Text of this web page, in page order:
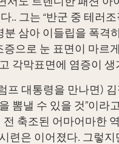
.. 그는 “반군 중 테러
분 삼아 이들립을 폭격
증으로 눈 표면이 마르
각막표면에 염증이
프 대통령을 만나면)
뽐낼 수 있을 것”이라
축조된 어마어마한
련은 이어졌다. 그렇